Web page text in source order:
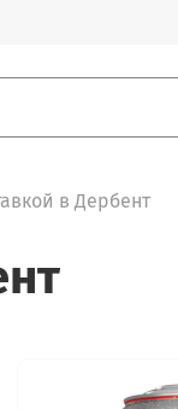
в Дербент